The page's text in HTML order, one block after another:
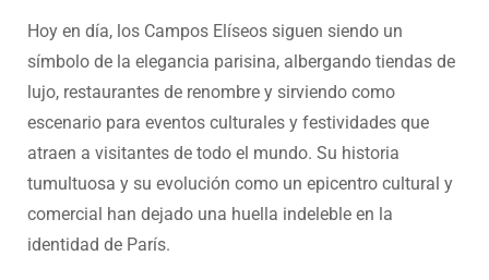
Hoy en día, los Campos Elíseos siguen siendo un
símbolo de la elegancia parisina, albergando tiendas de
lujo, restaurantes de renombre y sirviendo como
escenario para eventos culturales y festividades que
atraen a visitantes de todo el mundo. Su historia
tumultuosa y su evolución como un epicentro cultural y
comercial han dejado una huella indeleble en la
identidad de París.